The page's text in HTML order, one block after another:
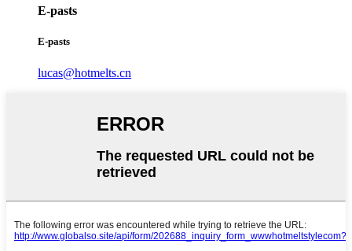
E-pasts
E-pasts
lucas@hotmelts.cn